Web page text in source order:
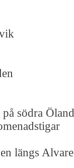
södra Öland
längs